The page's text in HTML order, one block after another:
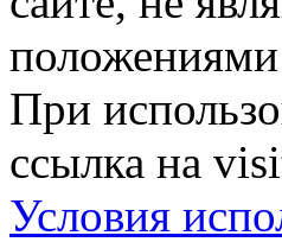
При
ссылка на
Условия